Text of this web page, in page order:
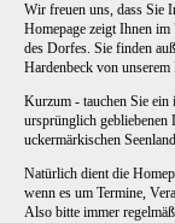
Wir freuen uns, dass Sie
Homepage zeigt Ihnen
des Dorfes. Sie finden
Hardenbeck von
Kurzum - tauchen Sie ein
ursprünglich
uckermärkischen
Natürlich dient die
wenn es um Termine,
Also bitte immer